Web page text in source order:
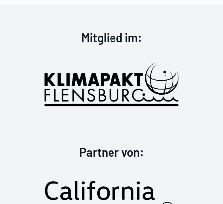
Mitglied imKlimapakt
:
Partner vonCalifornia
: